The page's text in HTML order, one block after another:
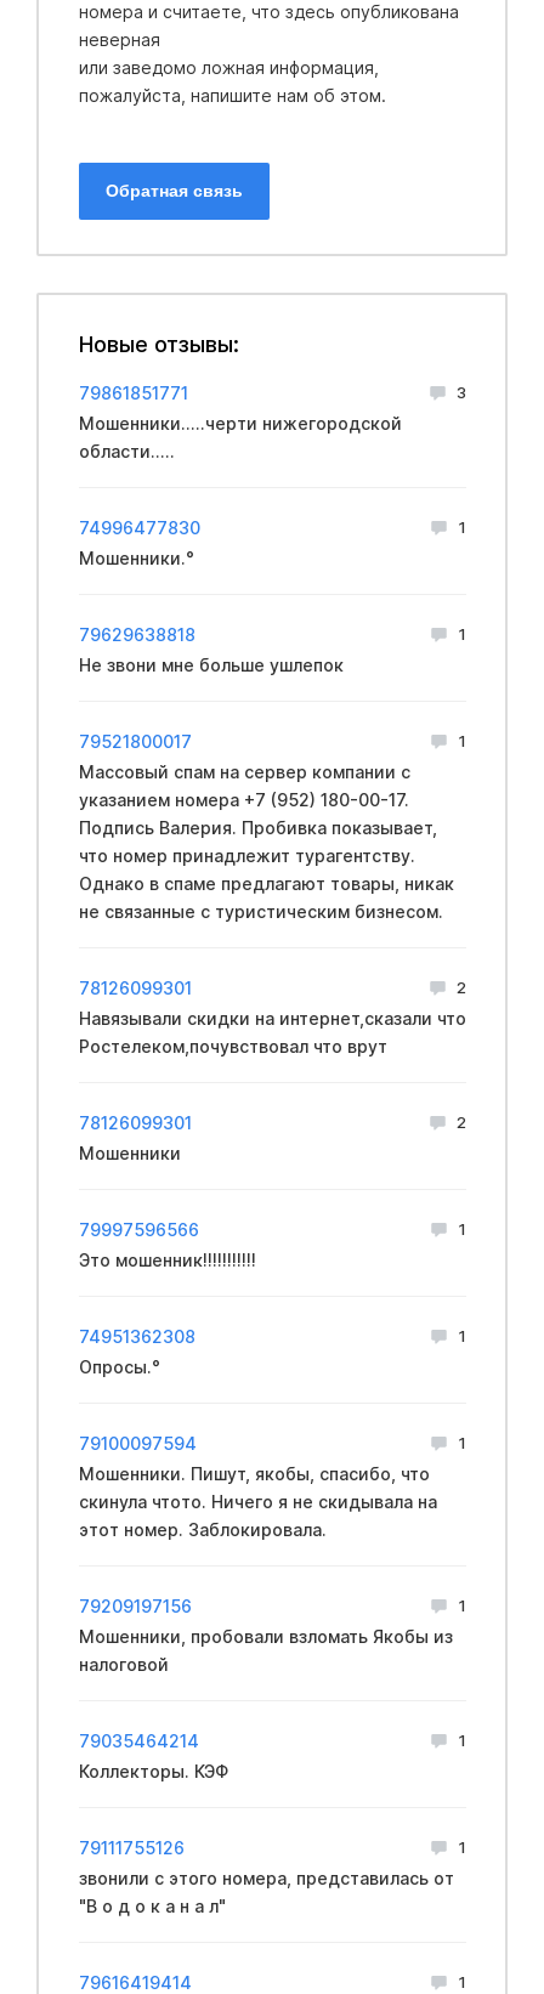
номера и считаете, что здесь опубликована
неверная
или заведомо ложная информация,
пожалуйста, напишите нам об этом.
Обратная связь
Новые отзывы:
79861851771 3
Мошенники.....черти нижегородской
области.....
74996477830 1
Мошенники.°
79629638818 1
Не звони мне больше ушлепок
79521800017 1
Массовый спам на сервер компании с
указанием номера +7 (952) 180-00-17.
Подпись Валерия. Пробивка показывает,
что номер принадлежит турагентству.
Однако в спаме предлагают товары, никак
не связанные с туристическим бизнесом.
78126099301 2
Навязывали скидки на интернет,сказали что
Ростелеком,почувствовал что врут
78126099301 2
Мошенники
79997596566 1
Это мошенник!!!!!!!!!!!
74951362308 1
Опросы.°
79100097594 1
Мошенники. Пишут, якобы, спасибо, что
скинула чтото. Ничего я не скидывала на
этот номер. Заблокировала.
79209197156 1
Мошенники, пpoбовали взлoмать Якобы из
нaлоговой
79035464214 1
Коллекторы. КЭФ
79111755126 1
звoнили с этoго нoмера, пpeдставилась от
"В о д о к а н а л"
79616419414 1